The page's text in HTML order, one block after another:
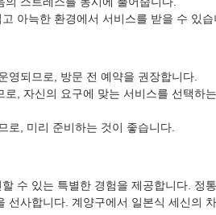
아늑한 환경에서 서비스를 받을 수 있습
영되므로, 방문 전 예약을 권장합니다.
, 자신의 요구에 맞는 서비스를 선택하
로, 미리 준비하는 것이 좋습니다.
수 있는 특별한 경험을 제공합니다. 정
사합니다. 계양구에서 일본식 세신의